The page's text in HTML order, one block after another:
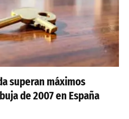
superan máximos
de 2007 en España